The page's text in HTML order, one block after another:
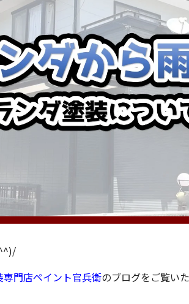
門店ペイント官兵衛のブログをご覧い